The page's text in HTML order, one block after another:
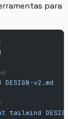
para
DESIGN-v2.md
tailwind